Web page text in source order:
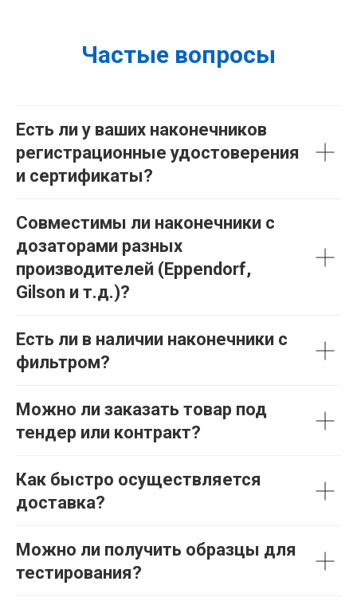
Частые вопросы
Есть ли у ваших наконечников
регистрационные удостоверения
и сертификаты?
Совместимы ли наконечники с
дозаторами разных
производителей (Eppendorf,
Gilson и т.д.)?
Есть ли в наличии наконечники с
фильтром?
Можно ли заказать товар под
тендер или контракт?
Как быстро осуществляется
доставка?
Можно ли получить образцы для
тестирования?